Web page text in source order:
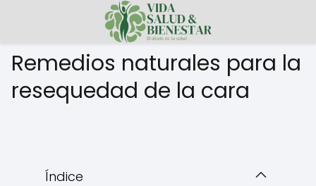
Remedios naturales para la
resequedad de la cara
Índice